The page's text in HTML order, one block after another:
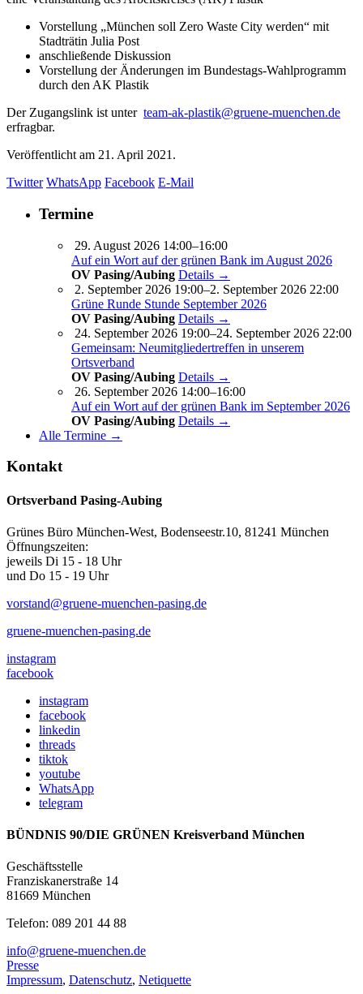
Vorstellung „München soll Zero Waste City werden“ mit
Stadträtin Julia Post
anschließende Diskussion
Vorstellung der Änderungen im Bundestags-Wahlprogramm
durch den AK Plastik
Der Zugangslink ist unter team-ak-plastik@gruene-muenchen.de
erfragbar.
Veröffentlicht am 21. April 2021.
Twitter WhatsApp Facebook E-Mail
Termine
29. August 2026 14:00–16:00
Auf ein Wort auf der grünen Bank im August 2026
OV Pasing/Aubing Details →
2. September 2026 19:00–2. September 2026 22:00
Grüne Runde Stunde September 2026
OV Pasing/Aubing Details →
24. September 2026 19:00–24. September 2026 22:00
Gemeinsam: Neumitgliedertreffen in unserem
Ortsverband
OV Pasing/Aubing Details →
26. September 2026 14:00–16:00
Auf ein Wort auf der grünen Bank im September 2026
OV Pasing/Aubing Details →
Alle Termine →
Kontakt
Ortsverband Pasing-Aubing
Grünes Büro München-West, Bodenseestr.10, 81241 München
Öffnungszeiten:
jeweils Di 15 - 18 Uhr
und Do 15 - 19 Uhr
vorstand@gruene-muenchen-pasing.de
gruene-muenchen-pasing.de
instagram
facebook
instagram
facebook
linkedin
threads
tiktok
youtube
WhatsApp
telegram
BÜNDNIS 90/DIE GRÜNEN Kreisverband München
Geschäftsstelle
Franziskanerstraße 14
81669 München
Telefon: 089 201 44 88
info@gruene-muenchen.de
Presse
Impressum, Datenschutz, Netiquette